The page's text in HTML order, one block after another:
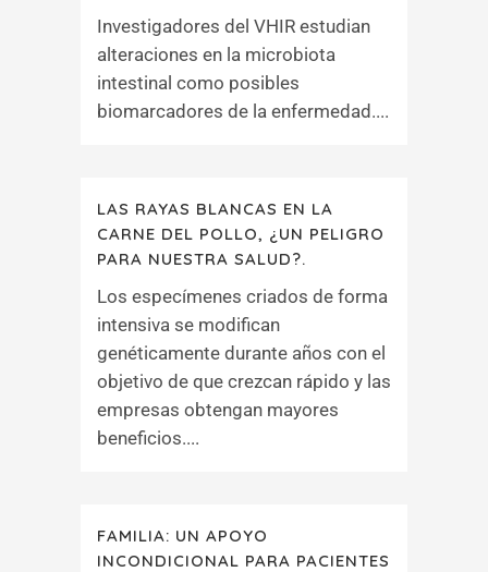
Investigadores del VHIR estudian
alteraciones en la microbiota
intestinal como posibles
biomarcadores de la enfermedad....
LAS RAYAS BLANCAS EN LA
CARNE DEL POLLO, ¿UN PELIGRO
PARA NUESTRA SALUD?.
Los especímenes criados de forma
intensiva se modifican
genéticamente durante años con el
objetivo de que crezcan rápido y las
empresas obtengan mayores
beneficios....
FAMILIA: UN APOYO
INCONDICIONAL PARA PACIENTES